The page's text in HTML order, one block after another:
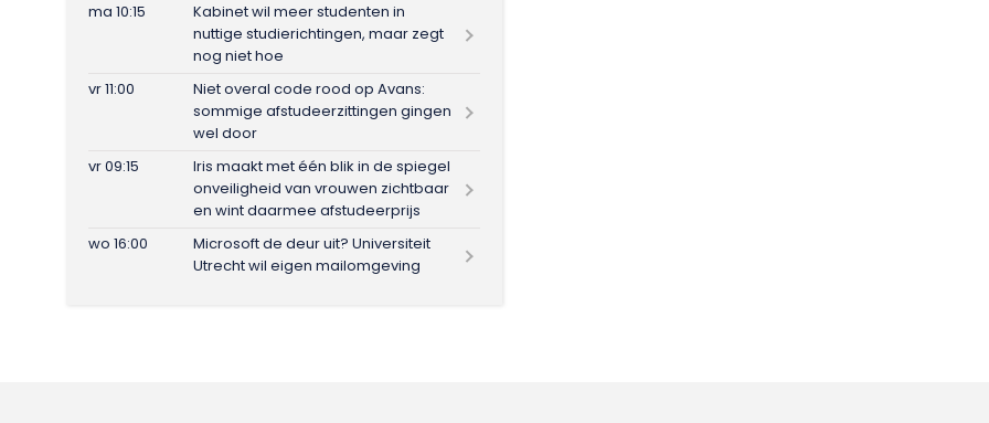
ma 10:15
Kabinet wil meer studenten in
nuttige studierichtingen, maar zegt
nog niet hoe
vr 11:00
Niet overal code rood op Avans:
sommige afstudeerzittingen gingen
wel door
vr 09:15
Iris maakt met één blik in de spiegel
onveiligheid van vrouwen zichtbaar
en wint daarmee afstudeerprijs
wo 16:00
Microsoft de deur uit? Universiteit
Utrecht wil eigen mailomgeving